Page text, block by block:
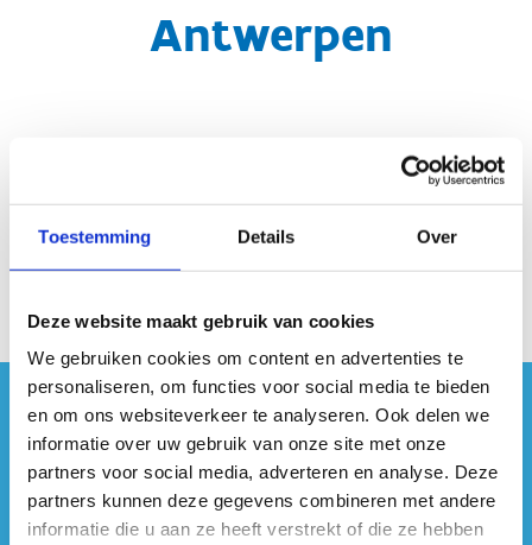
Toestemming Details Over
Deze website maakt gebruik van cookies
We gebruiken cookies om content en advertenties te
personaliseren, om functies voor social media te bieden
en om ons websiteverkeer te analyseren. Ook delen we
informatie over uw gebruik van onze site met onze
partners voor social media, adverteren en analyse. Deze
partners kunnen deze gegevens combineren met andere
informatie die u aan ze heeft verstrekt of die ze hebben
Antwerpen
#sportersbelevenmeer
ook op sociale media